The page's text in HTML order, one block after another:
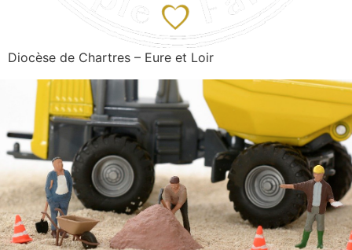
Diocèse de Chartres – Eure et Loir